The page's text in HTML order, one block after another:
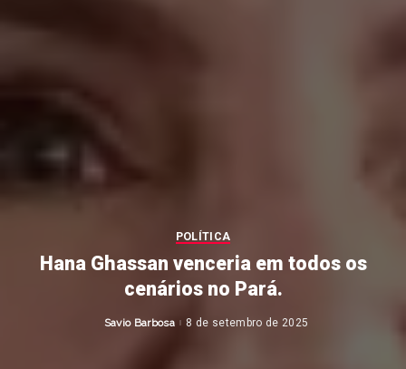
POLÍTICA
Hana Ghassan venceria em todos os
cenários no Pará.
Posted
Savio Barbosa 8 de setembro de 2025